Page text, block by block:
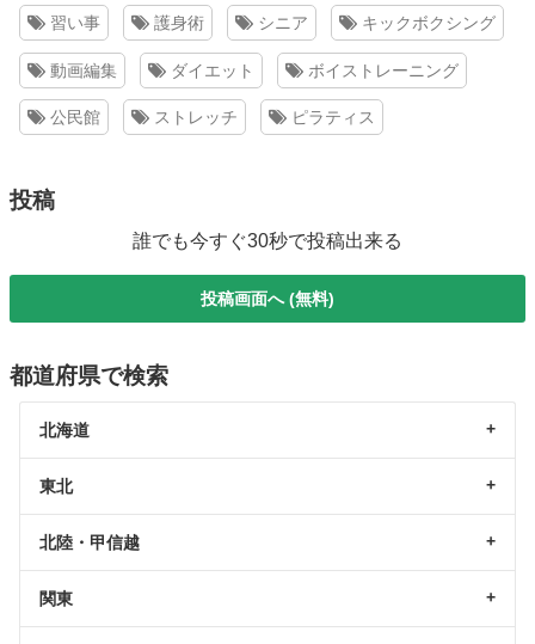
習い事 護身術 シニア キックボクシング
動画編集 ダイエット ボイストレーニング
公民館 ストレッチ ピラティス
投稿
誰でも今すぐ30秒で投稿出来る
投稿画面へ (無料)
都道府県で検索
北海道
東北
北陸・甲信越
関東